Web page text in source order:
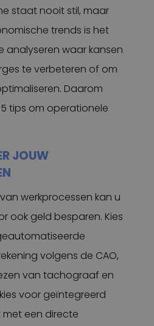
staat nooit stil, maar
trends is het
analyseren waar kansen
te verbeteren of om
Daarom
tips om operationele
JOUW
werkprocessen kan u
ook geld besparen. Kies
volgens de CAO,
van tachograaf en
voor geïntegreerd
een directe